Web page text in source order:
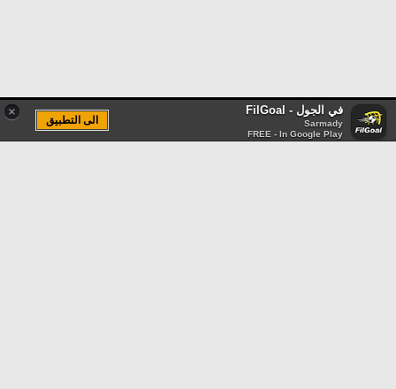
× في الجول - FilGoal
Sarmady
FREE - In Google Play
الى التطبيق